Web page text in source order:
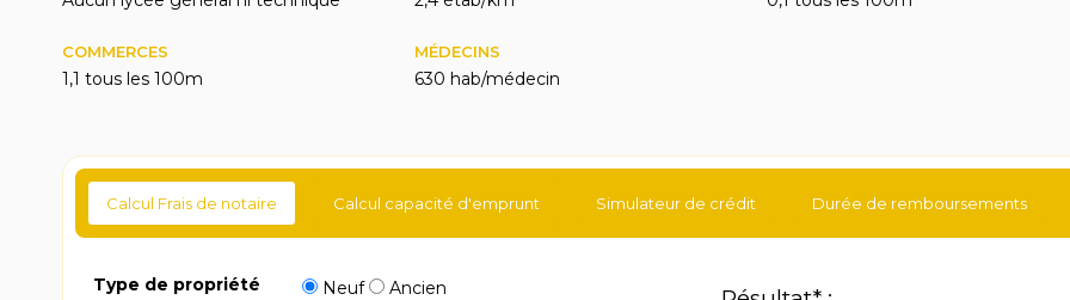
COMMERCES
1,1 tous les 100m
MÉDECINS
630 hab/médecin
Calcul Frais de notaire Calcul capacité d'emprunt Simulateur de crédit Durée de remboursements